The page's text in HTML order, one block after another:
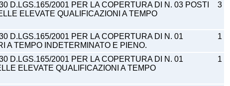
D.LGS.165/2001 PER LA COPERTURA DI N. 03 POSTI
ELEVATE QUALIFICAZIONI A TEMPO
3
D.LGS.165/2001 PER LA COPERTURA DI N. 01
A TEMPO INDETERMINATO E PIENO.
1
D.LGS.165/2001 PER LA COPERTURA DI N. 01
ELEVATE QUALIFICAZIONI A TEMPO
1